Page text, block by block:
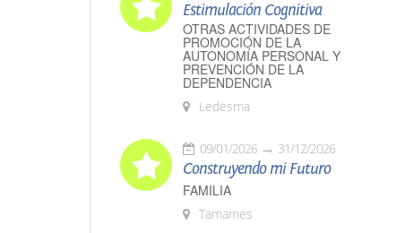
Estimulación Cognitiva
OTRAS ACTIVIDADES DE
PROMOCIÓN DE LA
AUTONOMÍA PERSONAL Y
PREVENCIÓN DE LA
DEPENDENCIA
Ledesma
09/01/2026 31/12/2026
Construyendo mi Futuro
FAMILIA
Tamames